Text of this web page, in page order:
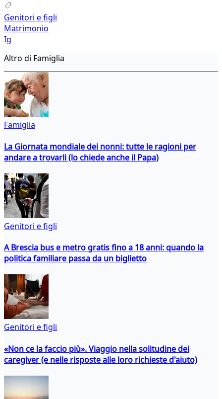
Genitori e figli
Matrimonio
Ig
Altro di Famiglia
Famiglia
La Giornata mondiale dei nonni: tutte le ragioni per
andare a trovarli (lo chiede anche il Papa)
Genitori e figli
A Brescia bus e metro gratis fino a 18 anni: quando la
politica familiare passa da un biglietto
Genitori e figli
«Non ce la faccio più». Viaggio nella solitudine dei
caregiver (e nelle risposte alle loro richieste d'aiuto)